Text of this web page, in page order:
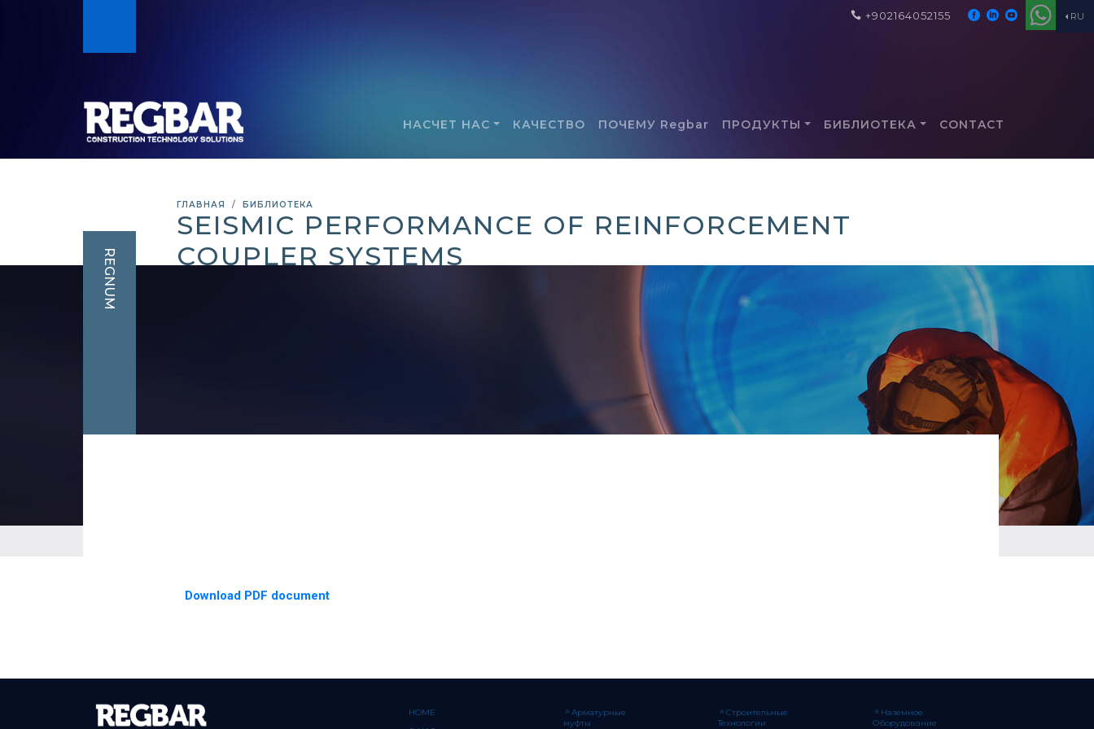
RU
+902164052155
НАСЧЕТ НАС КАЧЕСТВО ПОЧЕМУ Regbar ПРОДУКТЫ БИБЛИОТЕКА CONTACT
ГЛАВНАЯ БИБЛИОТЕКА
SEISMIC PERFORMANCE OF REINFORCEMENT
COUPLER SYSTEMS
REGNUM
Download PDF document
HOME
Арматурные
муфты
Строительные
Технологии
Наземное
Оборудование